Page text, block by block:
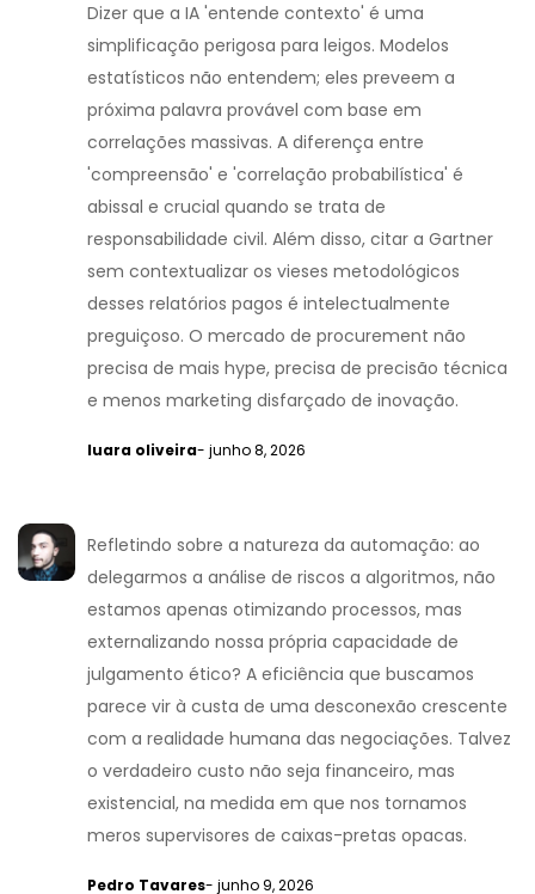
Dizer que a IA 'entende contexto' é uma
simplificação perigosa para leigos. Modelos
estatísticos não entendem; eles preveem a
próxima palavra provável com base em
correlações massivas. A diferença entre
'compreensão' e 'correlação probabilística' é
abissal e crucial quando se trata de
responsabilidade civil. Além disso, citar a Gartner
sem contextualizar os vieses metodológicos
desses relatórios pagos é intelectualmente
preguiçoso. O mercado de procurement não
precisa de mais hype, precisa de precisão técnica
e menos marketing disfarçado de inovação.
luara oliveira- junho 8, 2026
Refletindo sobre a natureza da automação: ao
delegarmos a análise de riscos a algoritmos, não
estamos apenas otimizando processos, mas
externalizando nossa própria capacidade de
julgamento ético? A eficiência que buscamos
parece vir à custa de uma desconexão crescente
com a realidade humana das negociações. Talvez
o verdadeiro custo não seja financeiro, mas
existencial, na medida em que nos tornamos
meros supervisores de caixas-pretas opacas.
Pedro Tavares- junho 9, 2026